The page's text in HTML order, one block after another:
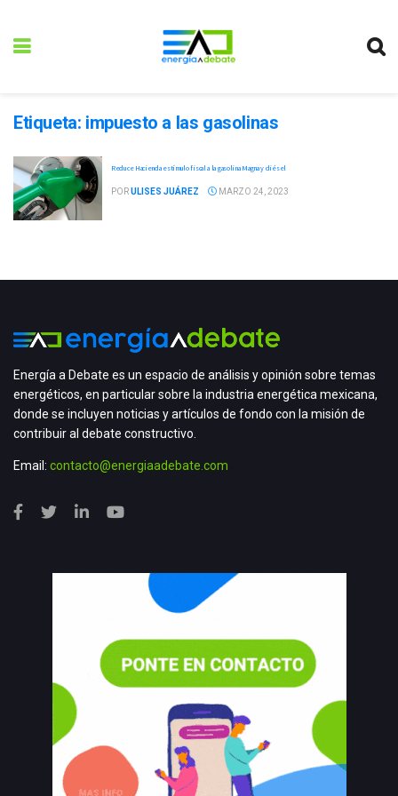
Etiqueta: impuesto a las gasolinas
Reduce Hacienda estímulo fiscal a la gasolina Magna y diésel
PORULISES JUÁREZ MARZO 24, 2023
Energía a Debate es un espacio de análisis y opinión sobre temas
energéticos, en particular sobre la industria energética mexicana,
donde se incluyen noticias y artículos de fondo con la misión de
contribuir al debate constructivo.
Email: contacto@energiaadebate.com